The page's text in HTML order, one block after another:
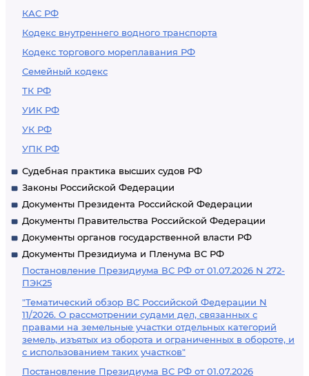
КАС РФ
Кодекс внутреннего водного транспорта
Кодекс торгового мореплавания РФ
Семейный кодекс
ТК РФ
УИК РФ
УК РФ
УПК РФ
Судебная практика высших судов РФ
Законы Российской Федерации
Документы Президента Российской Федерации
Документы Правительства Российской Федерации
Документы органов государственной власти РФ
Документы Президиума и Пленума ВС РФ
Постановление Президиума ВС РФ от 01.07.2026 N 272-
ПЭК25
"Тематический обзор ВС Российской Федерации N
11/2026. О рассмотрении судами дел, связанных с
правами на земельные участки отдельных категорий
земель, изъятых из оборота и ограниченных в обороте, и
с использованием таких участков"
Постановление Президиума ВС РФ от 01.07.2026